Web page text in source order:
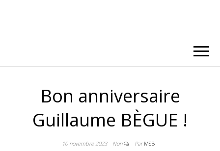
Bon anniversaire
Guillaume BÈGUE !
10 novembre 2023 Non ParMSB